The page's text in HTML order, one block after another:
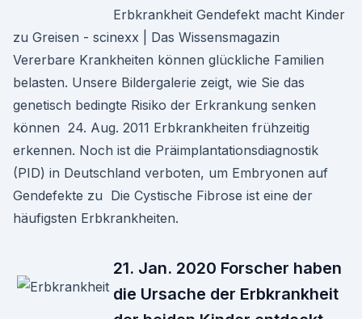
Erbkrankheit Gendefekt macht Kinder
zu Greisen - scinexx | Das Wissensmagazin
Vererbare Krankheiten können glückliche Familien
belasten. Unsere Bildergalerie zeigt, wie Sie das
genetisch bedingte Risiko der Erkrankung senken
können 24. Aug. 2011 Erbkrankheiten frühzeitig
erkennen. Noch ist die Präimplantationsdiagnostik
(PID) in Deutschland verboten, um Embryonen auf
Gendefekte zu Die Cystische Fibrose ist eine der
häufigsten Erbkrankheiten.
21. Jan. 2020 Forscher haben
die Ursache der Erbkrankheit